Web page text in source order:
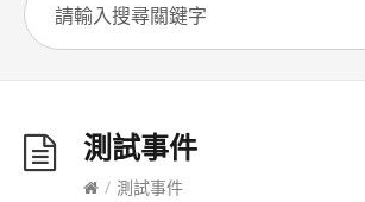
測試事件
/ 測試事件